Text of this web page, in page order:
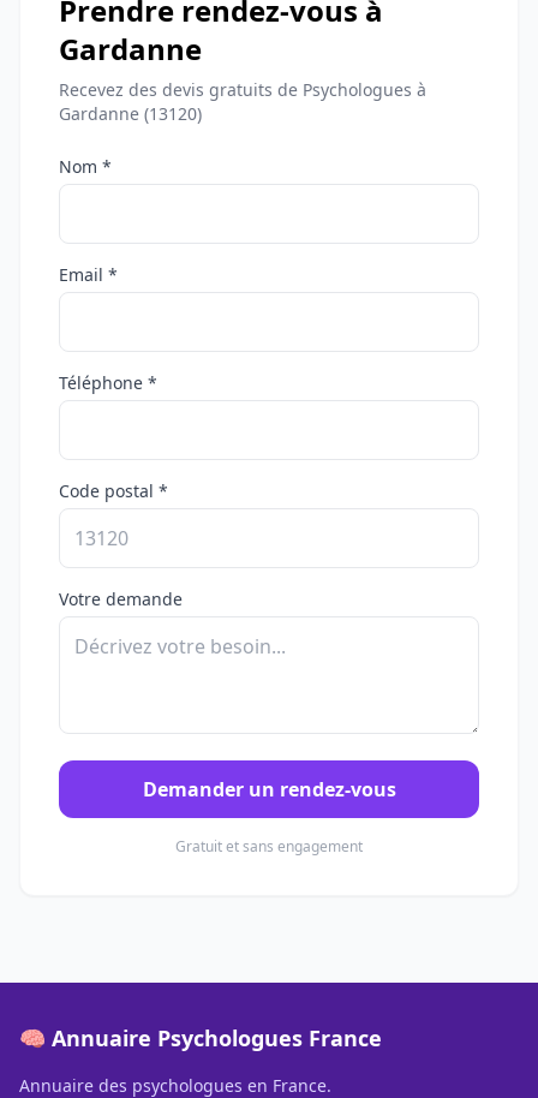
Prendre rendez-vous à
Gardanne
Recevez des devis gratuits de Psychologues à
Gardanne (13120)
Nom *
Email *
Téléphone *
Code postal *
Votre demande
Demander un rendez-vous
Gratuit et sans engagement
🧠 Annuaire Psychologues France
Annuaire des psychologues en France.